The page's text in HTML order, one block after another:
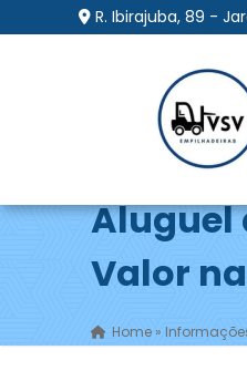
R. Ibirajuba, 89 -
Aluguel
Valor
Home »